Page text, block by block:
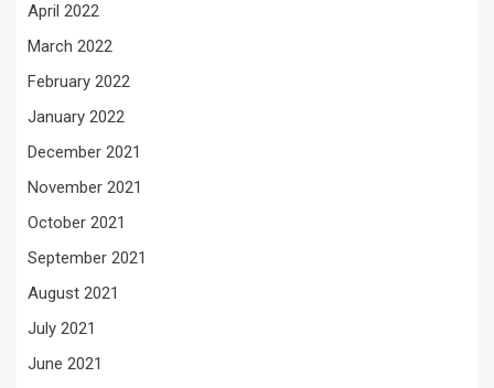
April 2022
March 2022
February 2022
January 2022
December 2021
November 2021
October 2021
September 2021
August 2021
July 2021
June 2021